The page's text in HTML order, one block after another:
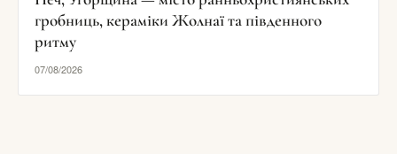
гробниць, кераміки Жолнаї та південного
ритму
07/08/2026